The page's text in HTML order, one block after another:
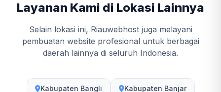
Layanan Kami di Lokasi Lainnya
Selain lokasi ini, Riauwebhost juga melayani
pembuatan website profesional untuk berbagai
daerah lainnya di seluruh Indonesia.
Kabupaten Bangli Kabupaten Banjar